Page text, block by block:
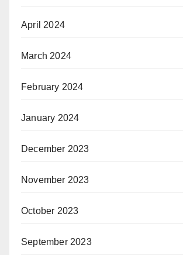
April 2024
March 2024
February 2024
January 2024
December 2023
November 2023
October 2023
September 2023